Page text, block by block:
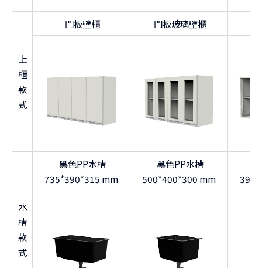
應用範圍
適用於各式化學、生物、製藥與分析類實驗室。
操作。
特別適合需搭配上下收納設備、水源操作與多樣化儀器
配置的實驗空間。
廣泛應用於學研單位、產業實驗室與教學示範空間。
上
櫃
款
式
門板壁櫃 門板玻璃壁櫃
水
槽
款
式
黑色PP水槽
735*390*315 mm
黑色PP水槽
500*400*300 mm